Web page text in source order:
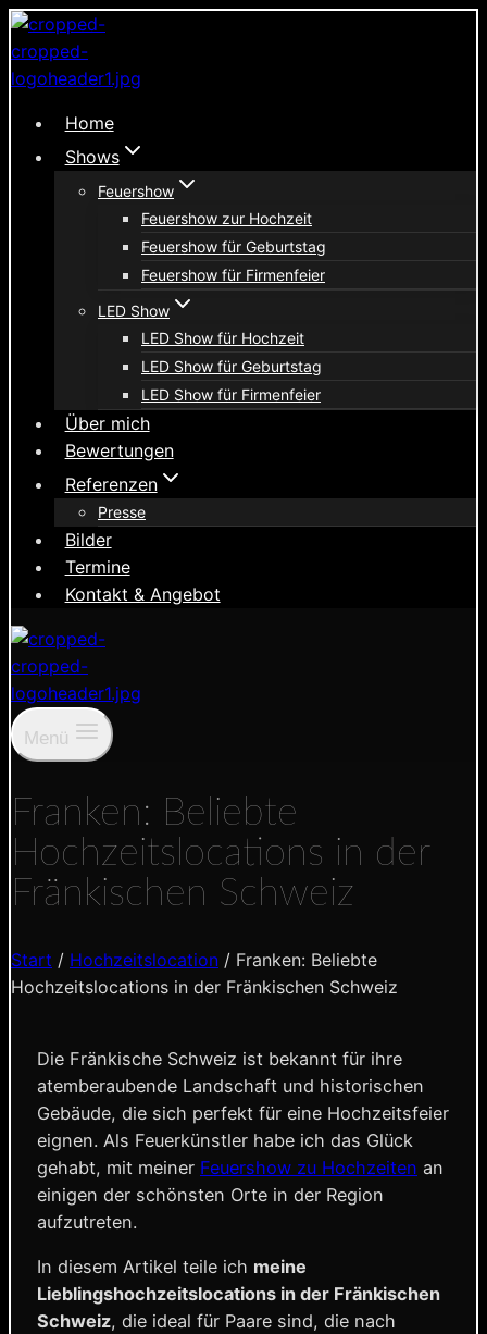
Zum
Inhalt
springen
Home
Shows
Feuershow
Feuershow zur Hochzeit
Feuershow für Geburtstag
Feuershow für Firmenfeier
LED Show
LED Show für Hochzeit
LED Show für Geburtstag
LED Show für Firmenfeier
Über mich
Bewertungen
Referenzen
Presse
Bilder
Termine
Kontakt & Angebot
Menü
Franken: Beliebte
Hochzeitslocations in der
Fränkischen Schweiz
Start / Hochzeitslocation / Franken: Beliebte
Hochzeitslocations in der Fränkischen Schweiz
Die Fränkische Schweiz ist bekannt für ihre
atemberaubende Landschaft und historischen
Gebäude, die sich perfekt für eine Hochzeitsfeier
eignen. Als Feuerkünstler habe ich das Glück
gehabt, mit meiner Feuershow zu Hochzeiten an
einigen der schönsten Orte in der Region
aufzutreten.
In diesem Artikel teile ich meine
Lieblingshochzeitslocations in der Fränkischen
Schweiz, die ideal für Paare sind, die nach